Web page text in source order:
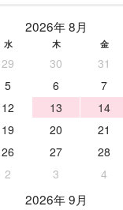
2026年 8月
水 木 金
29 30 31
5 6 7
12 13 14
19 20 21
26 27 28
2 3 4
2026年 9月